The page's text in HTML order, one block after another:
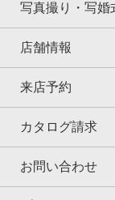
写真撮り・写婚
店舗情報
来店予約
カタログ請求
お問い合わせ